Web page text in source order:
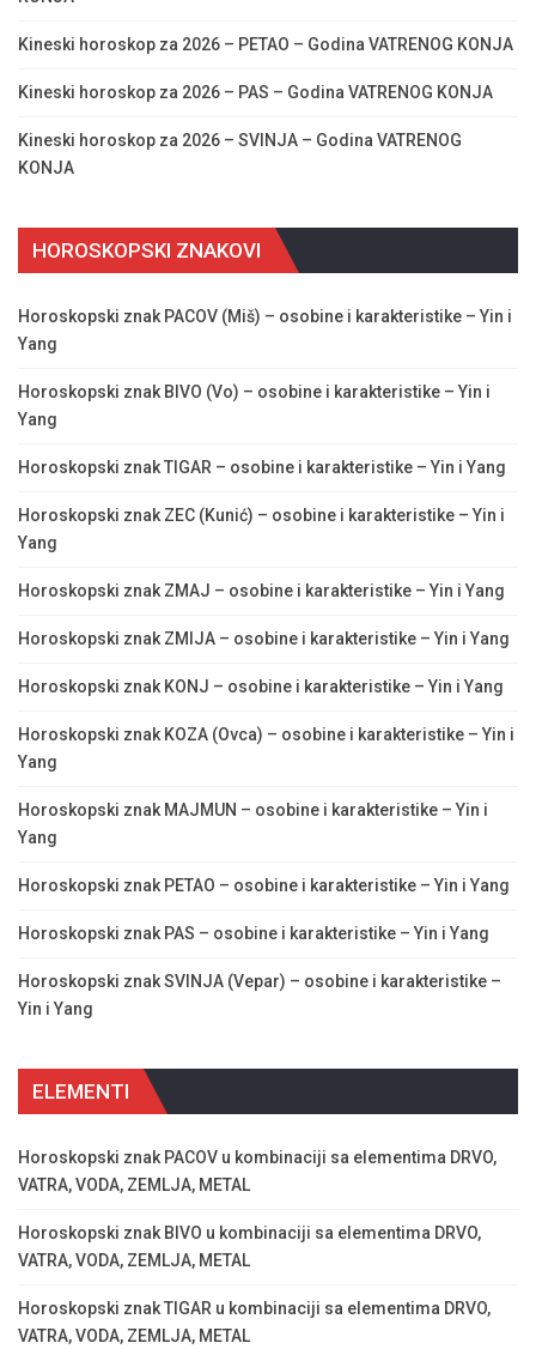
Kineski horoskop za 2026 – PETAO – Godina VATRENOG KONJA
Kineski horoskop za 2026 – PAS – Godina VATRENOG KONJA
Kineski horoskop za 2026 – SVINJA – Godina VATRENOG
KONJA
HOROSKOPSKI ZNAKOVI
Horoskopski znak PACOV (Miš) – osobine i karakteristike – Yin i
Yang
Horoskopski znak BIVO (Vo) – osobine i karakteristike – Yin i
Yang
Horoskopski znak TIGAR – osobine i karakteristike – Yin i Yang
Horoskopski znak ZEC (Kunić) – osobine i karakteristike – Yin i
Yang
Horoskopski znak ZMAJ – osobine i karakteristike – Yin i Yang
Horoskopski znak ZMIJA – osobine i karakteristike – Yin i Yang
Horoskopski znak KONJ – osobine i karakteristike – Yin i Yang
Horoskopski znak KOZA (Ovca) – osobine i karakteristike – Yin i
Yang
Horoskopski znak MAJMUN – osobine i karakteristike – Yin i
Yang
Horoskopski znak PETAO – osobine i karakteristike – Yin i Yang
Horoskopski znak PAS – osobine i karakteristike – Yin i Yang
Horoskopski znak SVINJA (Vepar) – osobine i karakteristike –
Yin i Yang
ELEMENTI
Horoskopski znak PACOV u kombinaciji sa elementima DRVO,
VATRA, VODA, ZEMLJA, METAL
Horoskopski znak BIVO u kombinaciji sa elementima DRVO,
VATRA, VODA, ZEMLJA, METAL
Horoskopski znak TIGAR u kombinaciji sa elementima DRVO,
VATRA, VODA, ZEMLJA, METAL